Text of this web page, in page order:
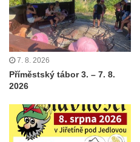
7. 8. 2026
Příměstský tábor 3. – 7. 8.
2026